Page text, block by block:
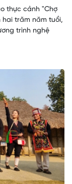
thực cảnh "Chợ
hai trăm năm tuổi,
trình nghệ